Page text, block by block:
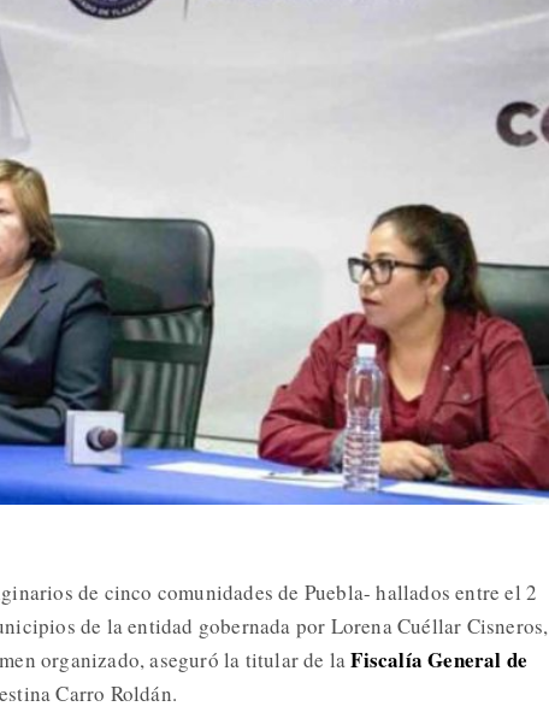
de cinco comunidades de Puebla- hallados entre el 2
de la entidad gobernada por Lorena Cuéllar Cisneros,
organizado, aseguró la titular de laFiscalía General de
Carro Roldán.